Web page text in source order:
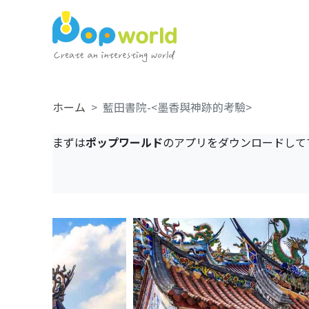
ホーム 藍田書院-<墨香與神跡的考驗>
まずはポップワールドのアプリをダウンロードし